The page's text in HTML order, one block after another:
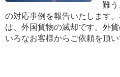
難
の対応事例を報告いたします
は、外国貨物の滅却です。外
いろなお客様からご依頼を頂